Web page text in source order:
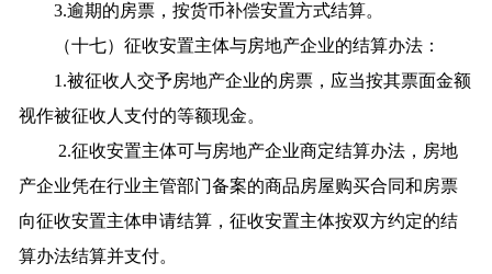
3.逾期的房票，按货币补偿安置方式结算。
（十七）征收安置主体与房地产企业的结算办法：
1.被征收人交予房地产企业的房票，应当按其票面金额
视作被征收人支付的等额现金。
2.征收安置主体可与房地产企业商定结算办法，房地
产企业凭在行业主管部门备案的商品房屋购买合同和房票
向征收安置主体申请结算，征收安置主体按双方约定的结
算办法结算并支付。